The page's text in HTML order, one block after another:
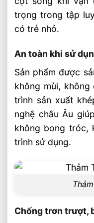
trọng trong tập
có trẻ nhỏ.
An toàn khi sử
Sản phẩm được
không mùi,
trình sản xuất
nghệ châu Âu
không bong tróc,
trình sử dụng.
Chống trơn trượt,